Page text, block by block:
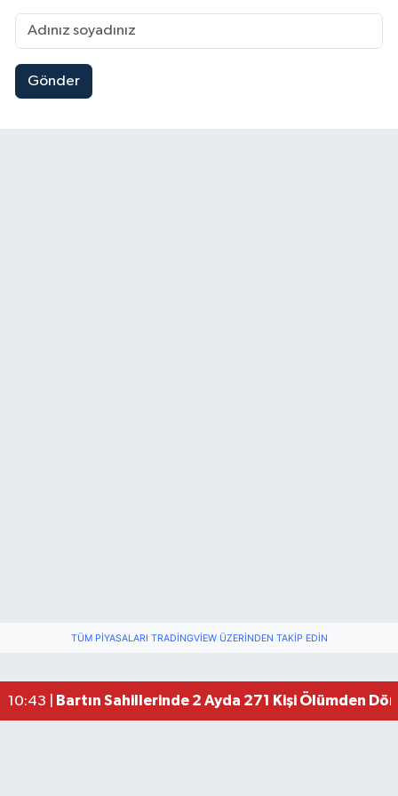
Gönder
TÜM PIYASALARI TRADINGVIEW ÜZERINDEN TAKIP EDIN
10:43 |
Bartın Sahillerinde 2 Ayda 271 Kişi Ölümden